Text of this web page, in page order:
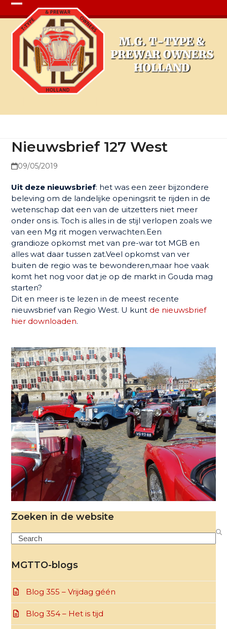
Open
mobile
menu
Close
mobile
menu
Nieuwsbrief 127 West
09/05/2019
Uit deze nieuwsbrief: het was een zeer bijzondere
beleving om de landelijke openingsrit te rijden in de
wetenschap dat een van de uitzetters niet meer
onder ons is. Toch is alles in de stijl verlopen zoals we
van een Mg rit mogen verwachten.Een
grandioze opkomst met van pre-war tot MGB en
alles wat daar tussen zat.Veel opkomst van ver
buiten de regio was te bewonderen,maar hoe vaak
komt het nog voor dat je op de markt in Gouda mag
starten?
Dit en meer is te lezen in de meest recente
nieuwsbrief van Regio West. U kunt de nieuwsbrief
hier downloaden.
Zoeken in de website
Search
MGTTO-blogs
Blog 355 – Vrijdag géén
Blog 354 – Het is tijd